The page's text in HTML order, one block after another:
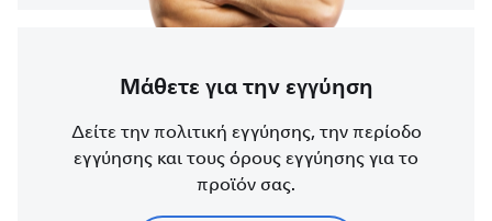
Μάθετε για την εγγύηση
Δείτε την πολιτική εγγύησης, την περίοδο
εγγύησης και τους όρους εγγύησης για το
προϊόν σας.